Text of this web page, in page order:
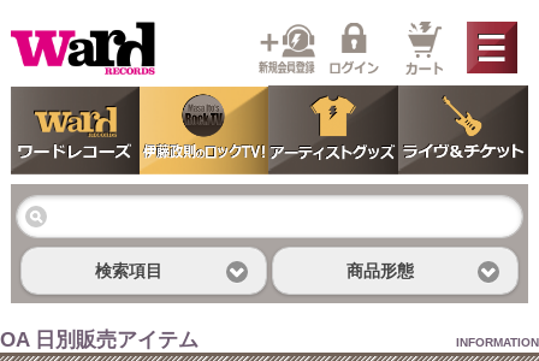
検索項目 商品形態
OA 日別販売アイテム INFORMATION